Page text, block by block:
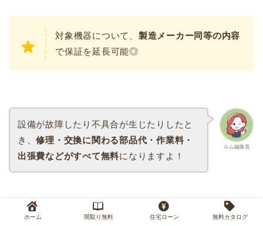
対象機器について、 製造メーカー同等の内容
で保証を延長可能◎
ルム編集長
設備が故障したり不具合が生じたりしたと
き、修理・交換に関わる部品代・作業料・
出張費などがすべて無料になりますよ！
主な対象機器と事例は、以下のとおり。
ホーム 間取り無料 住宅ローン 無料カタログ